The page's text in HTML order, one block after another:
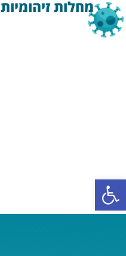
פתח סרגל נגישות
מחלות זיהומיות